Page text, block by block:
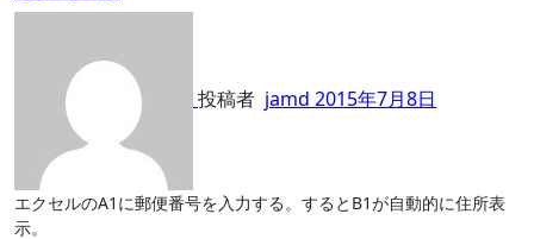
投稿者 jamd 2015年7月8日
エクセルのA1に郵便番号を入力する。するとB1が自動的に住所表
示。